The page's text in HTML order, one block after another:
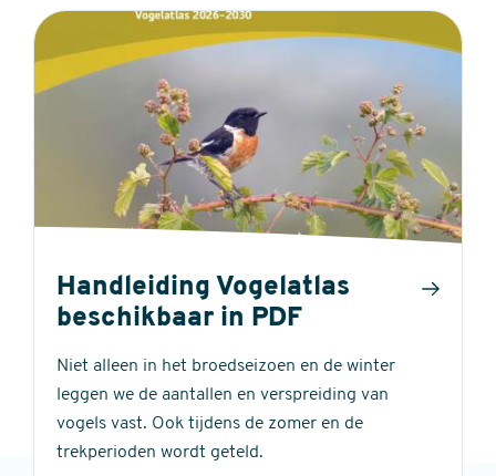
Handleiding Vogelatlas
beschikbaar in PDF
Niet alleen in het broedseizoen en de winter
leggen we de aantallen en verspreiding van
vogels vast. Ook tijdens de zomer en de
trekperioden wordt geteld.